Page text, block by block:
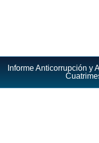
Informe Anticorrupción y